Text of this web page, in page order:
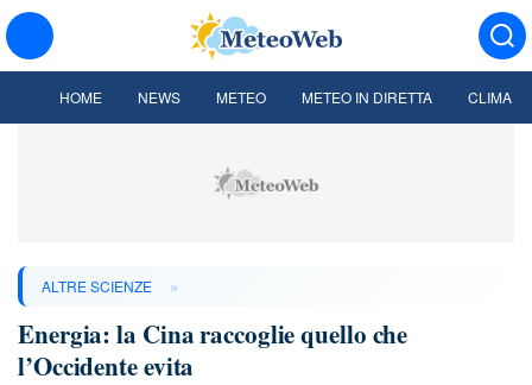
HOME NEWS METEO METEO IN DIRETTA CLIMA
ALTRE SCIENZE »
Energia: la Cina raccoglie quello che
l’Occidente evita